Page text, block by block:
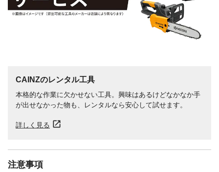
CAINZのレンタル工具
本格的な作業に欠かせない工具。興味はあるけどなかなか手
が出せなかった物も、レンタルなら安心して試せます。
詳しく見る
注意事項